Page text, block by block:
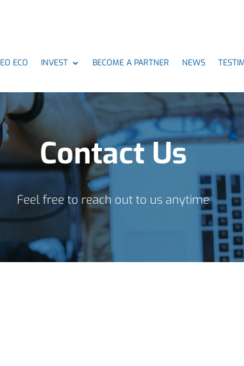
ECO INVEST BECOME A PARTNER NEWS
Contact Us
Feel free to reach out to us anytime